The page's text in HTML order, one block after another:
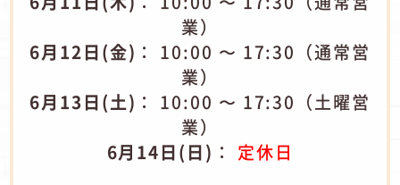
業）
6月12日(金) ： 10:00 〜 17:30（通常営
業）
6月13日(土) ： 10:00 〜 17:30（土曜営
業）
6月14日(日) ： 定休日